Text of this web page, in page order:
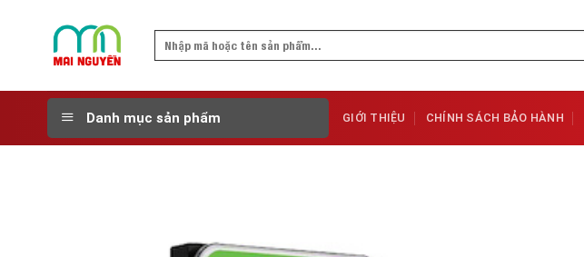
Search
Danh mục sản phẩm GIỚI THIỆU CHÍNH SÁCH BẢO HÀNH